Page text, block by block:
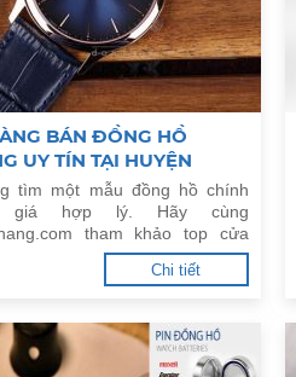
BÁN ĐỒNG HỒ
UY TÍN TẠI HUYỆN
HÀ NỘI
tìm một mẫu đồng hồ chính
giá hợp lý. Hãy cùng
tham khảo top cửa
hồ chính hãng uy tín tại
Chi tiết